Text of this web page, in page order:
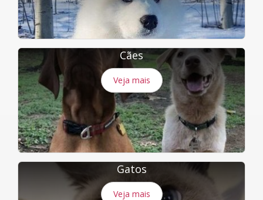
Cães
Veja mais
Gatos
Veja mais